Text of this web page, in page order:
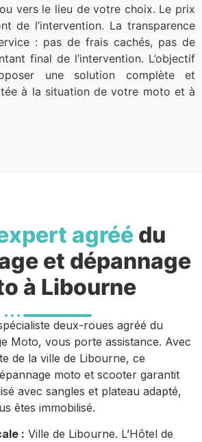
vers le lieu de votre choix. Le prix
de l’intervention. La transparence
: pas de frais cachés, pas de
final de l’intervention. L’objectif
une solution complète et
à la situation de votre moto et à
agréé du
et dépannage
à Libourne
deux-roues agréé du
Moto, vous porte assistance. Avec
de la ville de Libourne, ce
moto et scooter garantit
avec sangles et plateau adapté,
êtes immobilisé.
: Ville de Libourne. L’Hôtel de